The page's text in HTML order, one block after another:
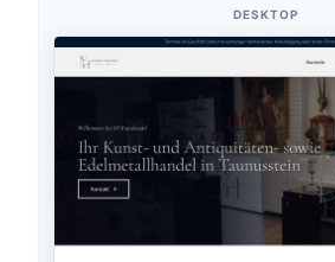
DESKTOP